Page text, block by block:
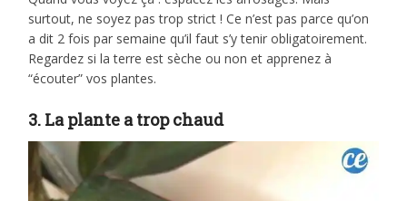
surtout, ne soyez pas trop strict ! Ce n’est pas parce qu’on
a dit 2 fois par semaine qu’il faut s’y tenir obligatoirement.
Regardez si la terre est sèche ou non et apprenez à
“écouter” vos plantes.
3. La plante a trop chaud